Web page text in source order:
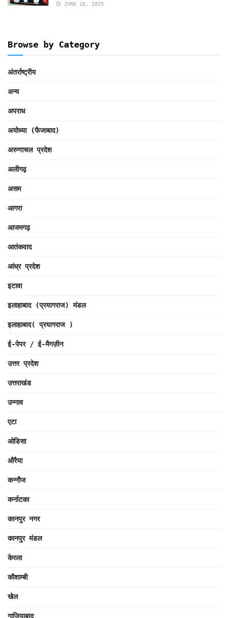
JUNE 10, 2025
Browse by Category
अंतर्राष्ट्रीय
अन्य
अपराध
अयोध्या (फैजाबाद)
अरुणाचल प्रदेश
अलीगढ़
असम
आगरा
आजमगढ़
आतंकवाद
आंध्र प्रदेश
इटावा
इलाहाबाद (प्रयागराज) मंडल
इलाहाबाद( प्रयागराज )
ई-पेपर / ई-मैगज़ीन
उत्तर प्रदेश
उत्तराखंड
उन्नाव
एटा
ओडिसा
औरैया
कन्नौज
कर्नाटका
कानपुर नगर
कानपुर मंडल
केरला
कौशाम्बी
खेल
गाजियाबाद